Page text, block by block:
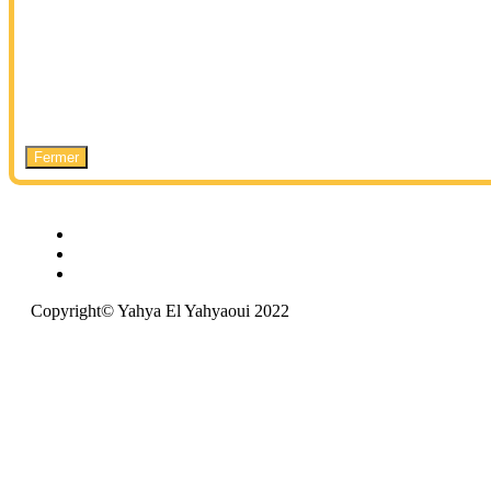
Fermer
Copyright© Yahya El Yahyaoui 2022